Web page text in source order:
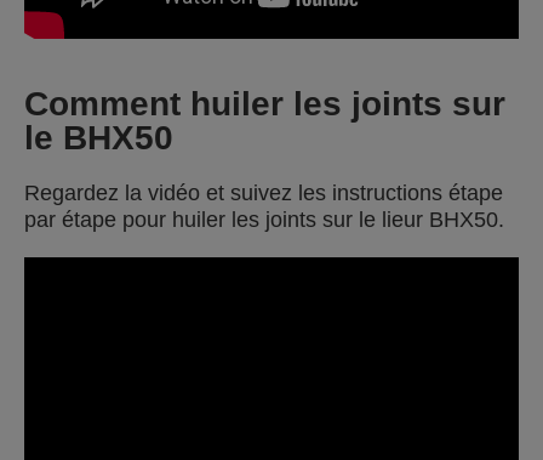
Comment huiler les joints sur
le BHX50
Regardez la vidéo et suivez les instructions étape
par étape pour huiler les joints sur le lieur BHX50.